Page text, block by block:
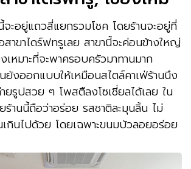
จะอยู่แถวสี่แยกรวมโชค โดยร้านจะอยู่ที่
สาขาไดร์ฟทรูเลย สาขานี้จะค่อนข้างใหญ่
เหมาะที่จะพาครอบครัวมาทานมาก
ยังออกแบบให้เหมือนสไตล์คาเฟ่ร้านนึง
ยรูปสวย ๆ โพสตืลงโซเชี่ยลได้เลย ใน
ร้านนี้ถือว่าอร่อย รสชาติละมุนลิ้น ไม่
กินไปด้วย โดยเฉพาะขนมบัวลอยอร่อย